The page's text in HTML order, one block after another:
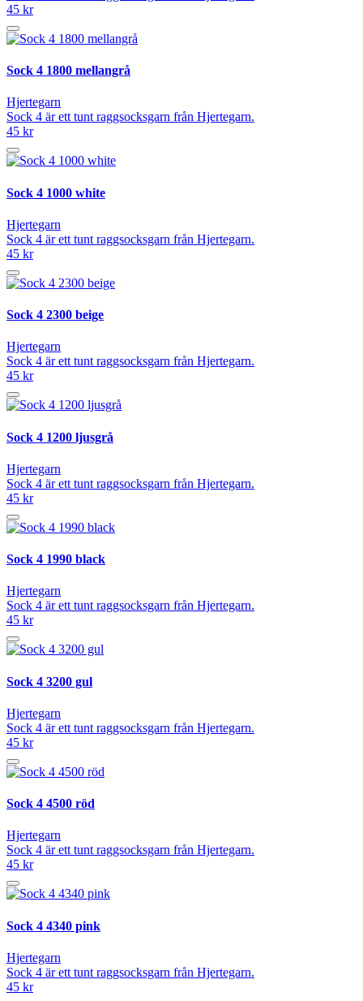
45 kr
Sock 4 1800 mellangrå
Hjertegarn
Sock 4 är ett tunt raggsocksgarn från Hjertegarn.
45 kr
Sock 4 1000 white
Hjertegarn
Sock 4 är ett tunt raggsocksgarn från Hjertegarn.
45 kr
Sock 4 2300 beige
Hjertegarn
Sock 4 är ett tunt raggsocksgarn från Hjertegarn.
45 kr
Sock 4 1200 ljusgrå
Hjertegarn
Sock 4 är ett tunt raggsocksgarn från Hjertegarn.
45 kr
Sock 4 1990 black
Hjertegarn
Sock 4 är ett tunt raggsocksgarn från Hjertegarn.
45 kr
Sock 4 3200 gul
Hjertegarn
Sock 4 är ett tunt raggsocksgarn från Hjertegarn.
45 kr
Sock 4 4500 röd
Hjertegarn
Sock 4 är ett tunt raggsocksgarn från Hjertegarn.
45 kr
Sock 4 4340 pink
Hjertegarn
Sock 4 är ett tunt raggsocksgarn från Hjertegarn.
45 kr